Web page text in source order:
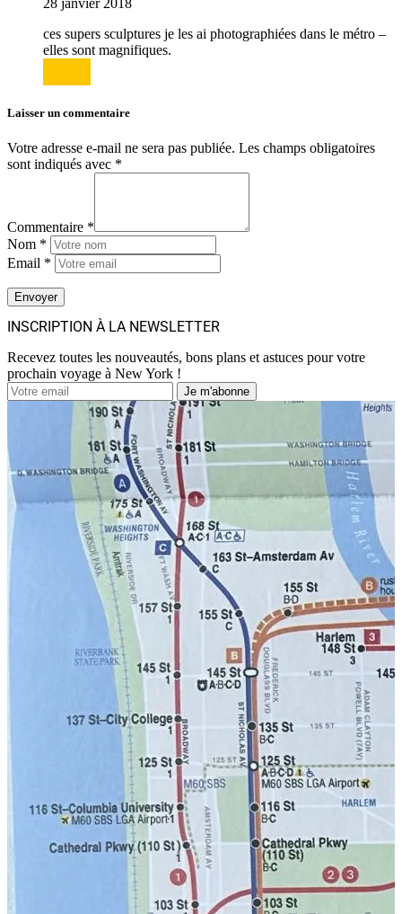
28 janvier 2018
ces supers sculptures je les ai photographiées dans le métro –
elles sont magnifiques.
Laisser un commentaire
Votre adresse e-mail ne sera pas publiée. Les champs obligatoires
sont indiqués avec *
Commentaire *
Nom *
Email *
INSCRIPTION À LA NEWSLETTER
Recevez toutes les nouveautés, bons plans et astuces pour votre
prochain voyage à New York !
Je m'abonne